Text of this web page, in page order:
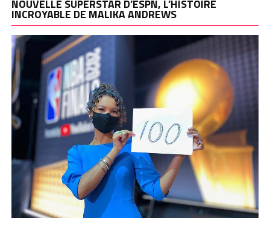
NOUVELLE SUPERSTAR D’ESPN, L’HISTOIRE
INCROYABLE DE MALIKA ANDREWS